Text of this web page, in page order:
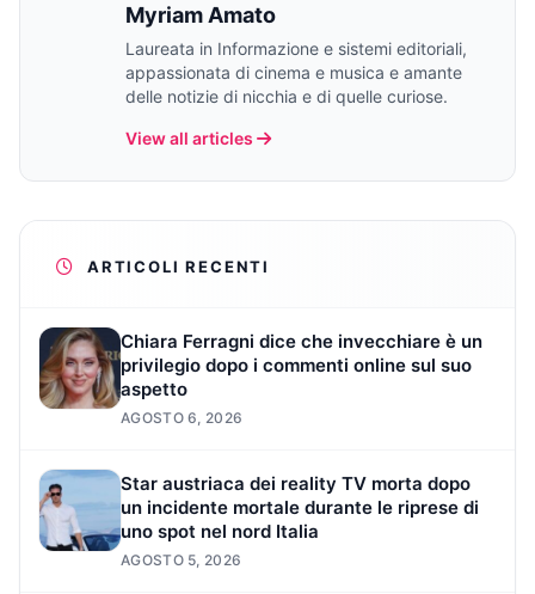
Myriam Amato
Laureata in Informazione e sistemi editoriali,
appassionata di cinema e musica e amante
delle notizie di nicchia e di quelle curiose.
View all articles
ARTICOLI RECENTI
Chiara Ferragni dice che invecchiare è un
privilegio dopo i commenti online sul suo
aspetto
AGOSTO 6, 2026
Star austriaca dei reality TV morta dopo
un incidente mortale durante le riprese di
uno spot nel nord Italia
AGOSTO 5, 2026